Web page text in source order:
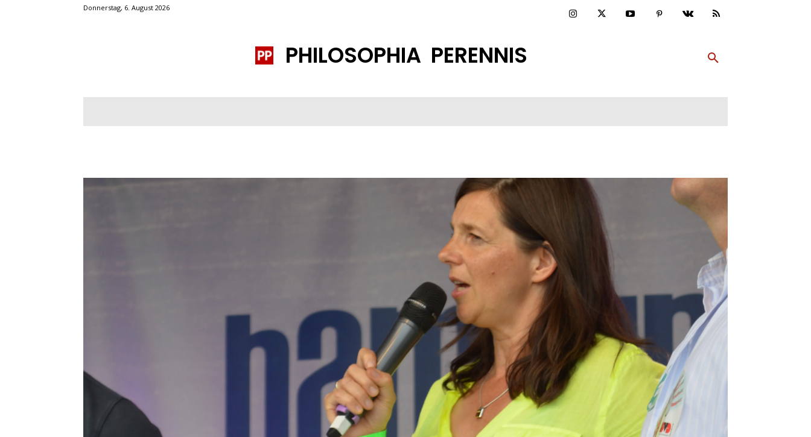
Donnerstag, 6. August 2026
PHILOSOPHIA PERENNIS